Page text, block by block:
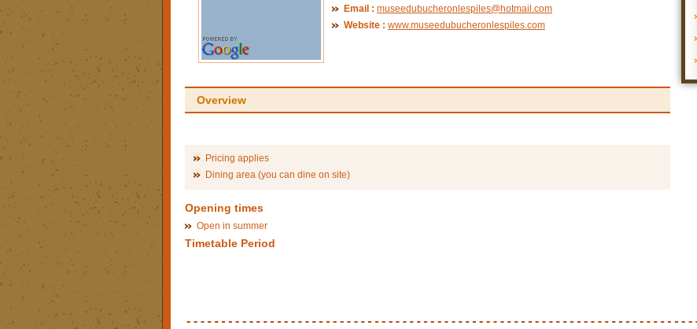
Email : museedubucheronlespiles@hotmail.com
Website : www.museedubucheronlespiles.com
Overview
Pricing applies
Dining area (you can dine on site)
Opening times
Open in summer
Timetable Period